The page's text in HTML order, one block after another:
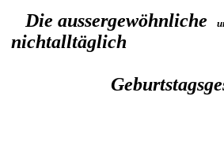
Die aussergewöhnliche
nichtalltäglich